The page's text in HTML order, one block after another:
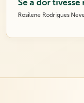
Se a dor tivesse
Rosilene Rodrigues